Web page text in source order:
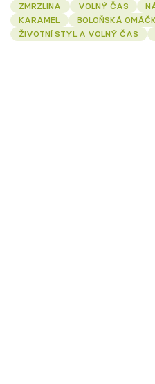
ZMRZLINA
VOLNÝ ČAS
KARAMEL
BOLOŇSKÁ
ŽIVOTNÍ STYL A VOLNÝ ČAS